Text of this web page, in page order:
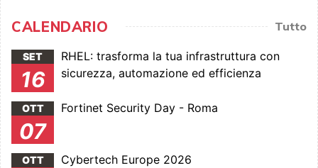
CALENDARIO Tutto
SET
16
RHEL: trasforma la tua infrastruttura con
sicurezza, automazione ed efficienza
OTT
07
Fortinet Security Day - Roma
OTT Cybertech Europe 2026